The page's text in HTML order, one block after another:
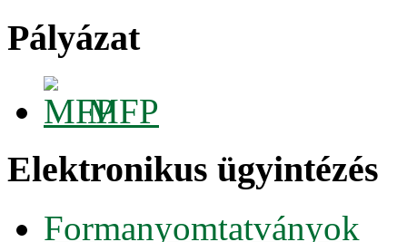
Pályázat
MFP
Elektronikus ügyintézés
Formanyomtatványok